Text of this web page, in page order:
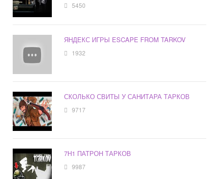
5450
ЯНДЕКС ИГРЫ ESCAPE FROM TARKOV
1932
СКОЛЬКО СВИТЫ У САНИТАРА ТАРКОВ
9717
7Н1 ПАТРОН ТАРКОВ
9987